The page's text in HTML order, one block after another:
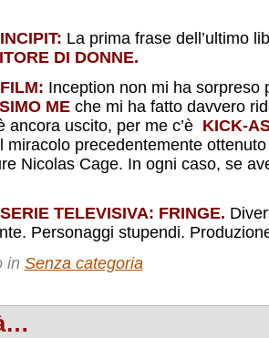
La prima frase dell’ultimo
DI DONNE.
Inception non mi ha sorpreso
MEche mi ha fatto davvero
ancora uscito, per me c’è KICK-
miracolo precedentemente
Nicolas Cage. In ogni caso, se
TELEVISIVA: FRINGE.
Personaggi stupendi.
in Senza categoria